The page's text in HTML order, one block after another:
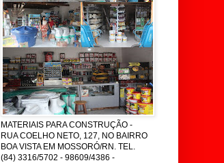
MATERIAIS PARA CONSTRUÇÃO -
RUA COELHO NETO, 127, NO BAIRRO
BOA VISTA EM MOSSORÓ/RN. TEL.
(84) 3316/5702 - 98609/4386 -